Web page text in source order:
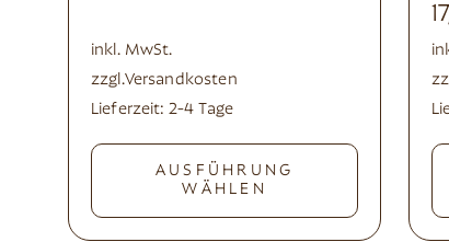
inkl. MwSt.
zzgl.Versandkosten
Lieferzeit: 2-4 Tage
AUSFÜHRUNG
WÄHLEN